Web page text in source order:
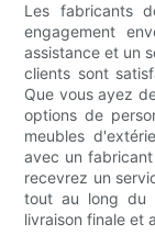
Les fabricants
engagement
assistance et un
clients sont
Que vous ayez
options de
meubles
avec un
recevrez un
tout au long du
livraison finale et